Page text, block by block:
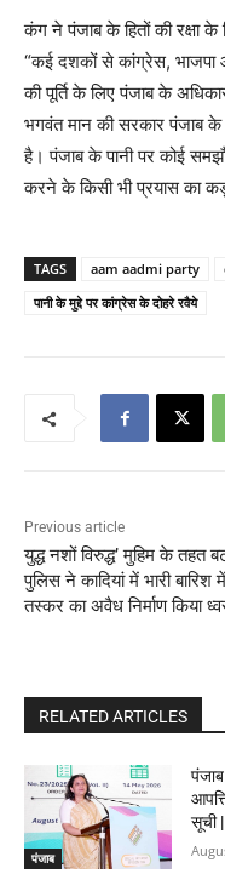
कंग ने पंजाब के हितों की रक्षा के
“कई दशकों से कांग्रेस, भाजपा
की पूर्ति के लिए पंजाब के
भगवंत मान की सरकार पंजाब के
है। पंजाब के पानी पर कोई
करने के किसी भी प्रयास का
TAGS aam aadmi party
पानी के मुद्दे पर कांग्रेस के दोहरे रवैये
Previous article
युद्ध नशों विरुद्ध’ मुहिम के तहत
पुलिस ने कादियां में भारी बारिश
तस्कर का अवैध निर्माण किया
RELATED ARTICLES
पंजाब
सूची